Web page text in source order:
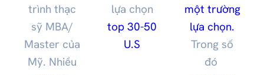
trình thạc
sỹ MBA/
Master của
Mỹ. Nhiều
lựa chọn
top 30-50
U.S
một trường
lựa chọn.
Trong số
đó